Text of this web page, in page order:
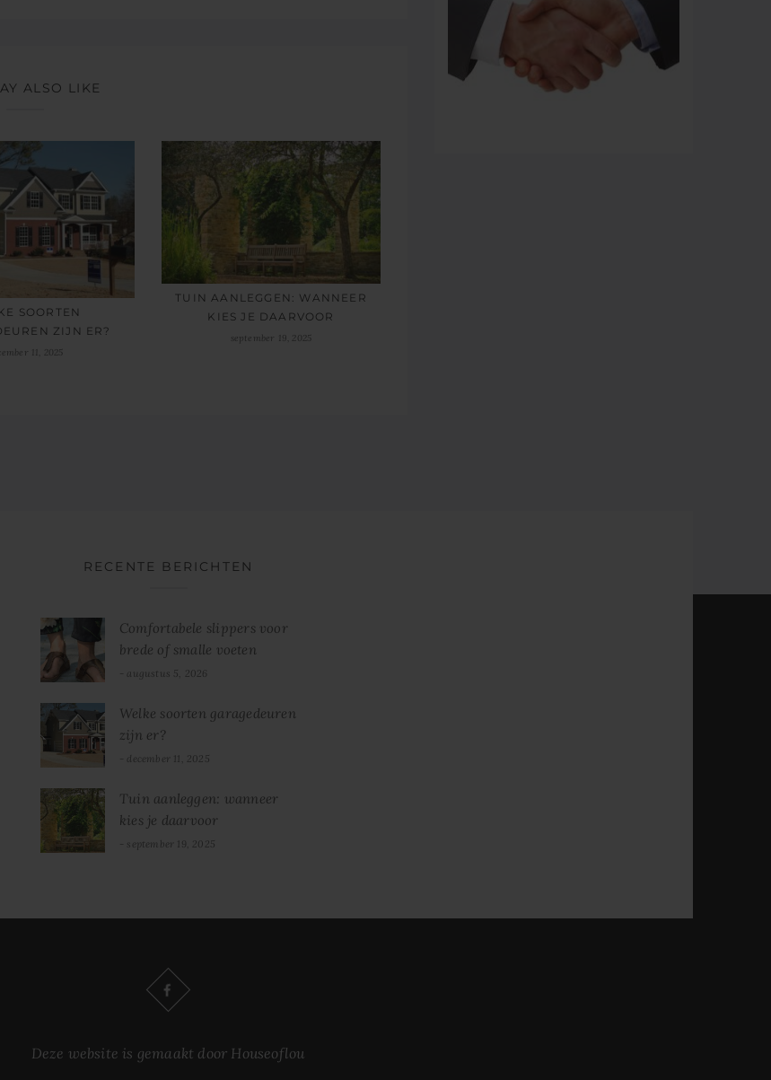
ALSO LIKE
SOORTEN
ZIJN ER?
11, 2025
TUIN AANLEGGEN: WANNEER
KIES JE DAARVOOR
september 19, 2025
RECENTE BERICHTEN
Comfortabele slippers voor
brede of smalle voeten
augustus 5, 2026
Welke soorten garagedeuren
zijn er?
december 11, 2025
Tuin aanleggen: wanneer
kies je daarvoor
september 19, 2025
Deze website is gemaakt door Houseoflou